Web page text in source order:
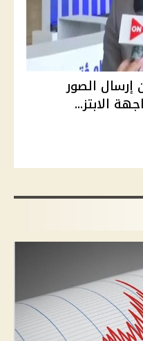
إرسال الصور
الابتز...